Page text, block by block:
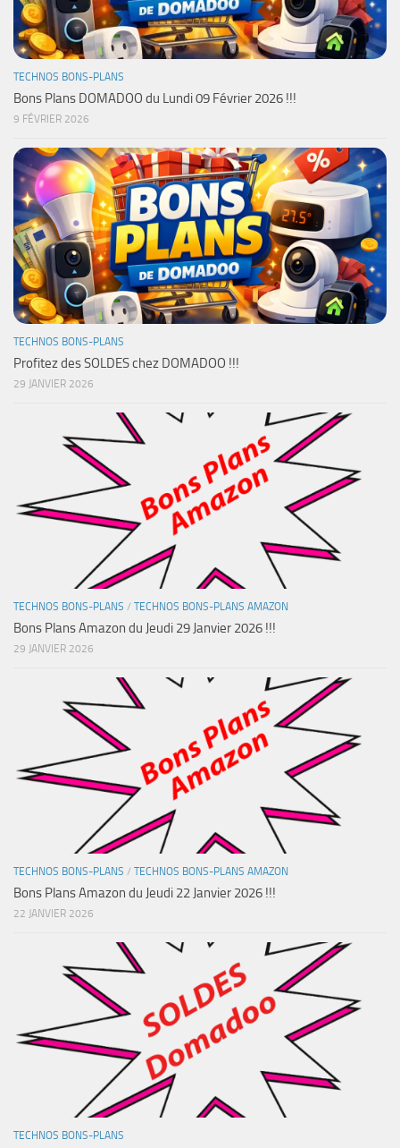
TECHNOS BONS-PLANS
Bons Plans DOMADOO du Lundi 09 Février 2026 !!!
9 FÉVRIER 2026
TECHNOS BONS-PLANS
Profitez des SOLDES chez DOMADOO !!!
29 JANVIER 2026
TECHNOS BONS-PLANS / TECHNOS BONS-PLANS AMAZON
Bons Plans Amazon du Jeudi 29 Janvier 2026 !!!
29 JANVIER 2026
TECHNOS BONS-PLANS / TECHNOS BONS-PLANS AMAZON
Bons Plans Amazon du Jeudi 22 Janvier 2026 !!!
22 JANVIER 2026
TECHNOS BONS-PLANS